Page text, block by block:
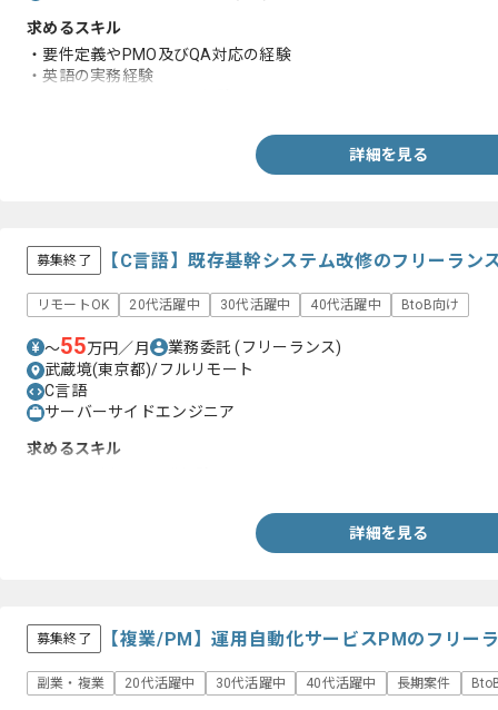
求めるスキル
・要件定義やPMO及びQA対応の経験
・英語の実務経験
詳細を見る
募集終了 【C言語】既存基幹システム改修のフリーラン
リモートOK 20代活躍中 30代活躍中 40代活躍中 BtoB向け
〜55万円／月 業務委託(フリーランス)
武蔵境(東京都)/フルリモート
C言語
サーバーサイドエンジニア
求めるスキル
詳細を見る
募集終了 【複業/PM】運用自動化サービスPMのフリー
副業・複業 20代活躍中 30代活躍中 40代活躍中 長期案件